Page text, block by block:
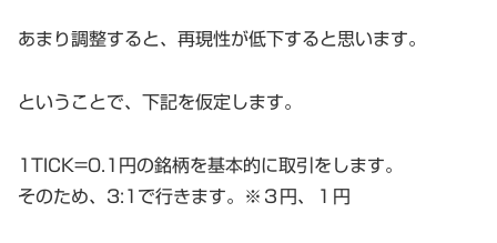
あまり調整すると、再現性が低下すると思います。
ということで、下記を仮定します。
1TICK=0.1円の銘柄を基本的に取引をします。
そのため、3:1で行きます。※３円、１円